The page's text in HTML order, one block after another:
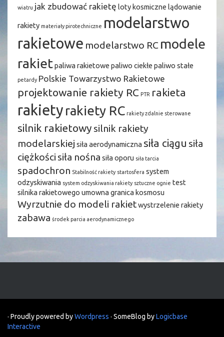
wiatru jak zbudować rakietę loty kosmiczne lądowanie
rakiety materiały pirotechniczne modelarstwo
rakietowe modelarstwo RC modele
rakiet paliwa rakietowe paliwo ciekłe paliwo stałe
petardy Polskie Towarzystwo Rakietowe
projektowanie rakiety RC PTR rakieta
rakiety rakiety RC rakiety zdalnie sterowane
silnik rakietowy silnik rakiety
modelarskiej siła aerodynamiczna siła ciągu siła
ciężkości siła nośna siła oporu siła tarcia
spadochron Stabilność rakiety startosfera system
odzyskiwania system odzyskiwania rakiety sztuczne ognie test
silnika rakietowego umowna granica kosmosu
Wyrzutnie do modeli rakietwystrzelenie rakiety
zabawa środek parcia aerodynamicznego
· Proudly powered byWordpress · SomeBlog byLogicbase
Interactive